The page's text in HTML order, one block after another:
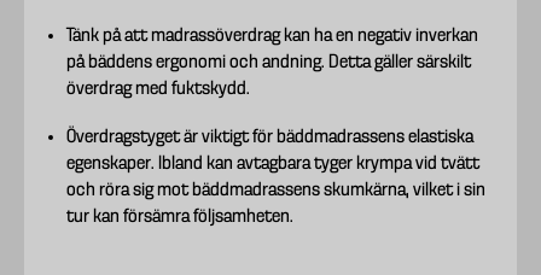
Tänk på att madrassöverdrag kan ha en negativ inverkan
på bäddens ergonomi och andning. Detta gäller särskilt
överdrag med fuktskydd.
Överdragstyget är viktigt för bäddmadrassens elastiska
egenskaper. Ibland kan avtagbara tyger krympa vid tvätt
och röra sig mot bäddmadrassens skumkärna, vilket i sin
tur kan försämra följsamheten.